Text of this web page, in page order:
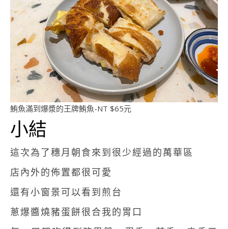
鮪魚滿到爆漿的王牌鮪魚-NT $65元
小結
這次為了穗月朝食來到很少經過的萬華區
店內外的佈置都很可愛
還有小窗景可以看到煎台
蔥爆醬燒豬蛋餅很合我的胃口